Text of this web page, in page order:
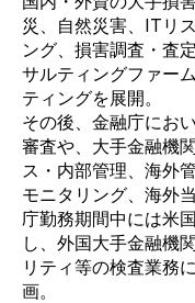
災、自然災害、 IT リ
ング、 損害調査・査
サルティングファー
ティングを展開。
その後、金融庁にお
審査や、大手金融機
ス・内部管理、海外
モニタリング、海外
庁勤務期間中には米
し、外国大手金融機
リティ等の検査業務
画。